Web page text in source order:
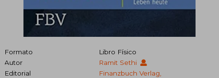
Formato
Libro Físico
Autor
Ramit Sethi
Editorial
Finanzbuch Verlag,